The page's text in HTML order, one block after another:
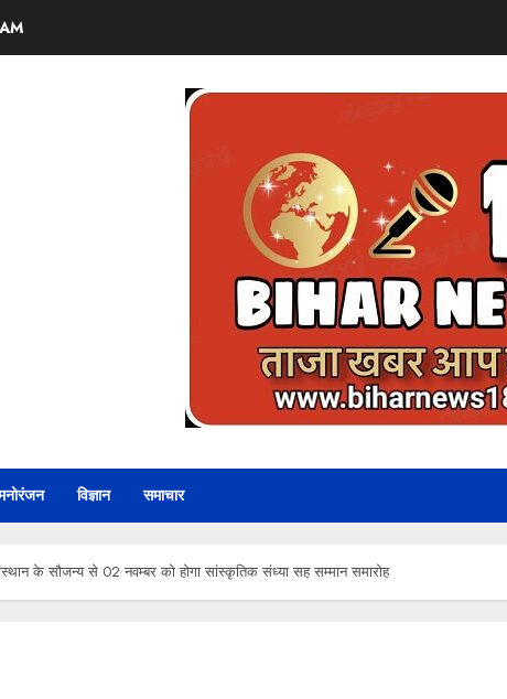
विज्ञान समाचार
के सौजन्य से 02 नवम्बर को होगा सांस्कृतिक संध्या सह सम्मान समारोह